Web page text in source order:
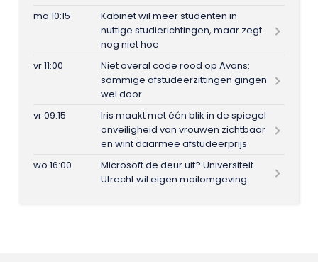
ma 10:15
Kabinet wil meer studenten in
nuttige studierichtingen, maar zegt
nog niet hoe
vr 11:00
Niet overal code rood op Avans:
sommige afstudeerzittingen gingen
wel door
vr 09:15
Iris maakt met één blik in de spiegel
onveiligheid van vrouwen zichtbaar
en wint daarmee afstudeerprijs
wo 16:00
Microsoft de deur uit? Universiteit
Utrecht wil eigen mailomgeving